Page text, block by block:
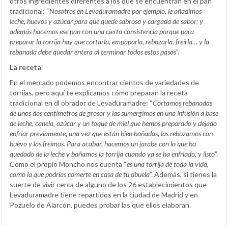
tradicional: “Nosotros en Levaduramadre por ejemplo, le añadimos
leche, huevos y azúcar para que quede sabrosa y cargada de sabor; y
además hacemos ese pan con una cierta consistencia porque para
preparar la torrija hay que cortarla, empaparla, rebozarla, freírla… y la
rebanada debe quedar entera al terminar todos estos pasos”.
La receta
En el mercado podemos encontrar cientos de variedades de
torrijas, pero aquí te explicamos cómo preparan la receta
tradicional en dl obrador de Levaduramadre: “Cortamos rebanadas
de unos dos centímetros de grosor y las sumergimos en una infusión a base
de leche, canela, azúcar y un toque de miel que hemos preparado y dejado
enfriar previamente, una vez que están bien bañadas, las rebozamos con
huevo y las freímos. Para acabar, hacemos un jarabe con lo que ha
quedado de la leche y bañamos la torrija cuando ya se ha enfriado, y listo”.
Como el propio Moncho nos cuenta “es una torrija de toda la vida,
como la que podrías comerte en casa de tu abuela”. Además, si tienes la
suerte de vivir cerca de alguno de los 26 establecimientos que
Levaduramadre tiene repartidos en la ciudad de Madrid y en
Pozuelo de Alarcón, puedes probar las que ellos elaboran.